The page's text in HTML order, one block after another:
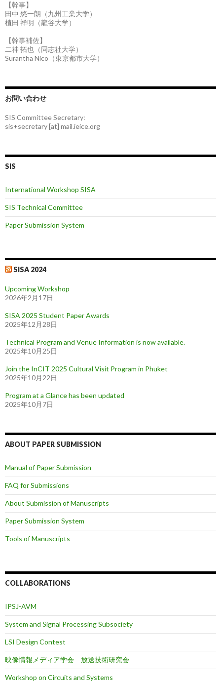
【幹事】
田中 悠一朗（九州工業大学）
植田 祥明（龍谷大学）
【幹事補佐】
二神 拓也（同志社大学）
Surantha Nico（東京都市大学）
お問い合わせ
SIS Committee Secretary:
sis+secretary [at] mail.ieice.org
SIS
International Workshop SISA
SIS Technical Committee
Paper Submission System
SISA 2024
Upcoming Workshop
2026年2月17日
SISA 2025 Student Paper Awards
2025年12月28日
Technical Program and Venue Information is now available.
2025年10月25日
Join the InCIT 2025 Cultural Visit Program in Phuket
2025年10月22日
Program at a Glance has been updated
2025年10月7日
ABOUT PAPER SUBMISSION
Manual of Paper Submission
FAQ for Submissions
About Submission of Manuscripts
Paper Submission System
Tools of Manuscripts
COLLABORATIONS
IPSJ-AVM
System and Signal Processing Subsociety
LSI Design Contest
映像情報メディア学会 放送技術研究会
Workshop on Circuits and Systems